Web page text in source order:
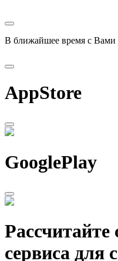
В ближайшее время с Вами
AppStore
GooglePlay
Рассчитайте
сервиса для